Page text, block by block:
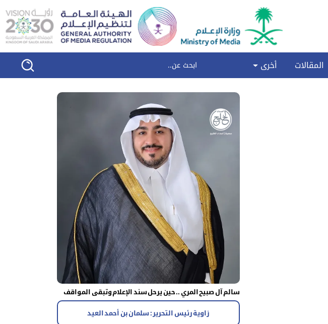
المقالات أخرى
سالم آل صبيح المري .. حين يرحل سند الإعلام وتبقى المواقف
زاوية رئيس التحرير : سلمان بن أحمد العيد